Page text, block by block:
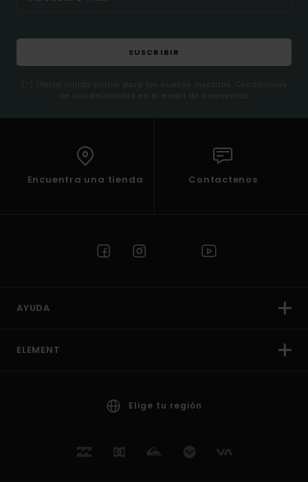
SUSCRIBIR
(*) Oferta valida online para los nuevos inscritos. Condiciones
de uso detalladas en el email de bienvenida
Encuentra una tienda Contactenos
AYUDA
ELEMENT
Elige tu región